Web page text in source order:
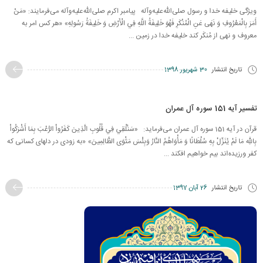
ویژگی خلیفه خدا و رسول صلی‌الله‌علیه‌وآله پیامبر اکرم صلی‌الله‌علیه‌وآله می‌فرمایند: «مَنْ
أَمَرَ بِالْمَعْرُوفِ وَ نَهَى عَنِ الْمُنْكَرِ فَهُوَ خَلِيفَةُ اللَّهِ فِي الْأَرْضِ وَ خَلِيفَةُ رَسُولِهِ» «هر کس امر به
معروف و نهی از مُنکَر کند خلیفه خدا در زمین ...
تاریخ انتشار 30 شهریور 1398
تفسیر آیه 151 سوره آل عمران
قرآن در آیه 151 سوره آل عمران می‌فرماید: «سَنُلْقِي فِي قُلُوبِ الَّذِينَ كَفَرُواْ الرُّعْبَ بِمَا أَشْرَكُواْ
بِاللّهِ مَا لَمْ يُنَزِّلْ بِهِ سُلْطَانًا وَ مَأْوَاهُمُ النَّارُ وَبِئْسَ مَثْوَى الظَّالِمِينَ» «به زودى در دلهاى كسانى كه
كفر ورزيده‌‏اند بيم خواهيم افكند ...
تاریخ انتشار 26 آبان 1397